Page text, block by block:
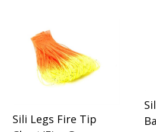
Sili Legs Fire Tip